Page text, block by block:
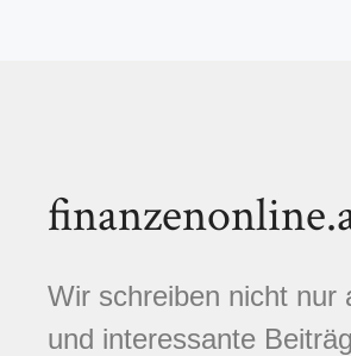
Wir schreiben nicht nur
und interessante